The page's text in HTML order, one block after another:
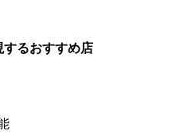
るおすすめ店